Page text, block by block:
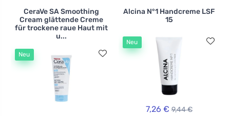
CeraVe SA Smoothing
Cream glättende Creme
für trockene raue Haut mit
u...
Neu
Alcina N°1 Handcreme LSF
15
Neu
7,26 € 9,44 €